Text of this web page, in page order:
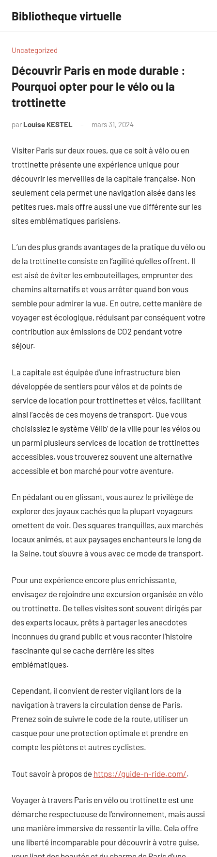
contenu
Bibliotheque virtuelle
Uncategorized
Découvrir Paris en mode durable :
Pourquoi opter pour le vélo ou la
trottinette
par Louise KESTEL mars 31, 2024
Visiter Paris sur deux roues, que ce soit à vélo ou en
trottinette présente une expérience unique pour
découvrir les merveilles de la capitale française. Non
seulement cela permet une navigation aisée dans les
petites rues, mais offre aussi une vue différente sur les
sites emblématiques parisiens.
L’un des plus grands avantages de la pratique du vélo ou
de la trottinette consiste en l’agilité qu’elles offrent. Il
est aisé de éviter les embouteillages, emprunter des
chemins alternatifs et vous arrêter quand bon vous
semble pour admirer la vue. En outre, cette manière de
voyager est écologique, réduisant par conséquent votre
contribution aux émissions de CO2 pendant votre
séjour.
La capitale est équipée d’une infrastructure bien
développée de sentiers pour vélos et de points de
service de location pour trottinettes et vélos, facilitant
ainsi l’accès de ces moyens de transport. Que vous
choisissiez le système Vélib’ de la ville pour les vélos ou
un parmi plusieurs services de location de trottinettes
accessibles, vous trouverez souvent une alternative
accessible et bon marché pour votre aventure.
En pédalant ou en glissant, vous aurez le privilège de
explorer des joyaux cachés que la plupart voyageurs
omettent de voir. Des squares tranquilles, aux marchés
locaux animés, et aux paysages enchanteurs le long de
la Seine, tout s’ouvre à vous avec ce mode de transport.
Pour une expérience encore plus enrichissante,
envisagez de rejoindre une excursion organisée en vélo
ou trottinette. De telles visites sont souvent dirigés par
des experts locaux, prêts à partager les anecdotes
inconnues du grand public et vous raconter l’histoire
fascinante qui se cache derrière les sites
emblématiques.
Cependant, il convient de rester vigilant lors de la
navigation à travers la circulation dense de Paris.
Prenez soin de suivre le code de la route, utiliser un
casque pour une protection optimale et prendre en
compte les piétons et autres cyclistes.
Tout savoir à propos de https://guide-n-ride.com/.
Voyager à travers Paris en vélo ou trottinette est une
démarche respectueuse de l’environnement, mais aussi
une manière immersive de ressentir la ville. Cela offre
une liberté incomparable pour découvrir à votre guise,